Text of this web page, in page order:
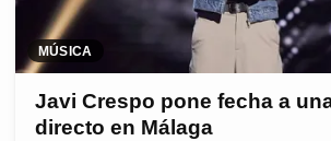
MÚSICA
Javi Crespo pone fecha a
directo en Málaga